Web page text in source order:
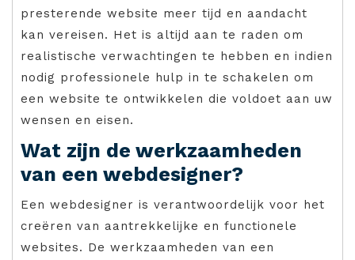
presterende website meer tijd en aandacht
kan vereisen. Het is altijd aan te raden om
realistische verwachtingen te hebben en indien
nodig professionele hulp in te schakelen om
een website te ontwikkelen die voldoet aan uw
wensen en eisen.
Wat zijn de werkzaamheden
van een webdesigner?
Een webdesigner is verantwoordelijk voor het
creëren van aantrekkelijke en functionele
websites. De werkzaamheden van een